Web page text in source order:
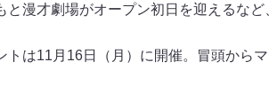
と漫才劇場がオープン初日を迎えるなど
は11月16日（月）に開催。冒頭から